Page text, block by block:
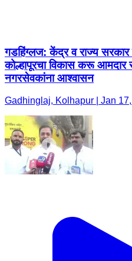
गडहिंग्लज: केंद्र व राज्य
कोल्हापूरचा विकास करू आमदार
नगरसेवकांना आश्वासन
Gadhinglaj, Kolhapur | Jan